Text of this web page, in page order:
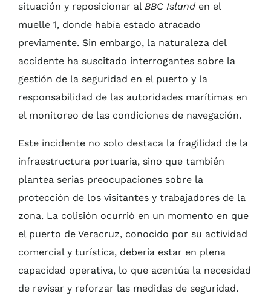
situación y reposicionar al BBC Island en el
muelle 1, donde había estado atracado
previamente. Sin embargo, la naturaleza del
accidente ha suscitado interrogantes sobre la
gestión de la seguridad en el puerto y la
responsabilidad de las autoridades marítimas en
el monitoreo de las condiciones de navegación.
Este incidente no solo destaca la fragilidad de la
infraestructura portuaria, sino que también
plantea serias preocupaciones sobre la
protección de los visitantes y trabajadores de la
zona. La colisión ocurrió en un momento en que
el puerto de Veracruz, conocido por su actividad
comercial y turística, debería estar en plena
capacidad operativa, lo que acentúa la necesidad
de revisar y reforzar las medidas de seguridad.